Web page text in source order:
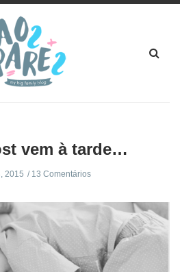
vem à tarde…
2015 13 Comentários